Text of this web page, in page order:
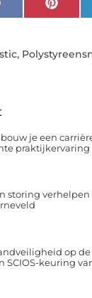
Facebook
,
bouw je een
praktijkervaring
storing
op
SCIOS-keuring